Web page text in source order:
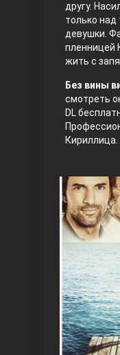
другу.
только над
девушки.
пленницей
жить с
Без вины
смотреть
DL
Кириллица.